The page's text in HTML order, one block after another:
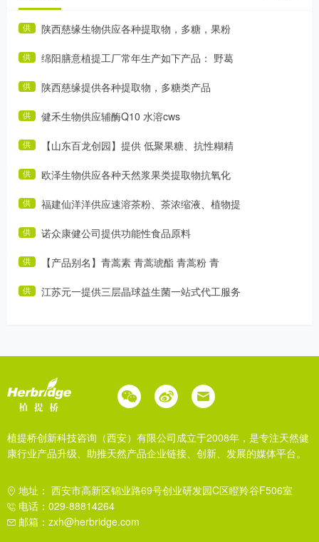
供 陕西慈缘生物供应各种提取物，多糖，果粉
供 绵阳膳意植提工厂常年生产如下产品： 野葛
供 陕西慈缘提供各种提取物，多糖类产品
供 健禾生物供应辅酶Q10 水溶cws
供 【山东百龙创园】提供 低聚果糖、抗性糊精
供 欧泽生物供应各种天然浆果类提取物抗氧化
供 福建仙洋洋供应速溶茶粉、茶浓缩液、植物提
供 诺众康健公司提供功能性食品原料
供 【产品别名】青蒿素 青蒿琥酯 青蒿粉 青
供 江苏元一提供三层晶球益生菌一站式代工服务
植提桥创新科技咨询（西安）有限公司成立于2008年，是专注天然健
康行业产品升级、助推天然产品企业链接、创新、发展的媒体平台。
地址： 西安市高新区锦业路69号创业研发园C区瞪羚谷F506室
电话：029-88814264
邮箱：zxh@herbridge.com